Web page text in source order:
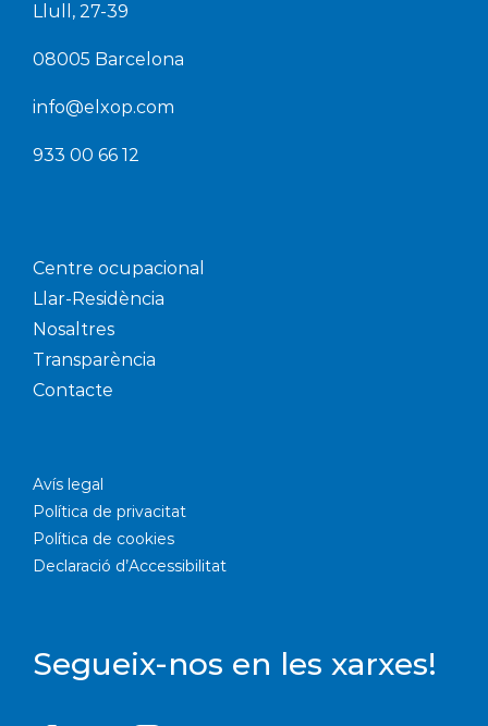
Llull, 27-39
08005 Barcelona
info@elxop.com
933 00 66 12
Centre ocupacional
Llar-Residència
Nosaltres
Transparència
Contacte
Avís legal
Política de privacitat
Política de cookies
Declaració d’Accessibilitat
Segueix-nos en les xarxes!